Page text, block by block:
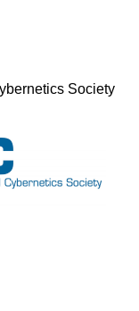
Society